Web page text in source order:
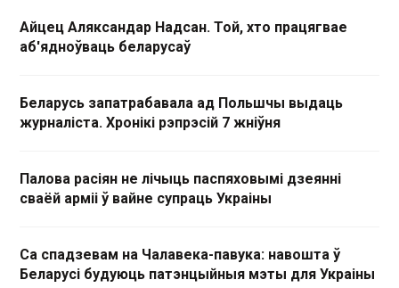
Айцец Аляксандар Надсан. Той, хто працягвае
аб'ядноўваць беларусаў
Беларусь запатрабавала ад Польшчы выдаць
журналіста. Хронікі рэпрэсій 7 жніўня
Палова расіян не лічыць паспяховымі дзеянні
сваёй арміі ў вайне супраць Украіны
Са спадзевам на Чалавека-павука: навошта ў
Беларусі будуюць патэнцыйныя мэты для Украіны